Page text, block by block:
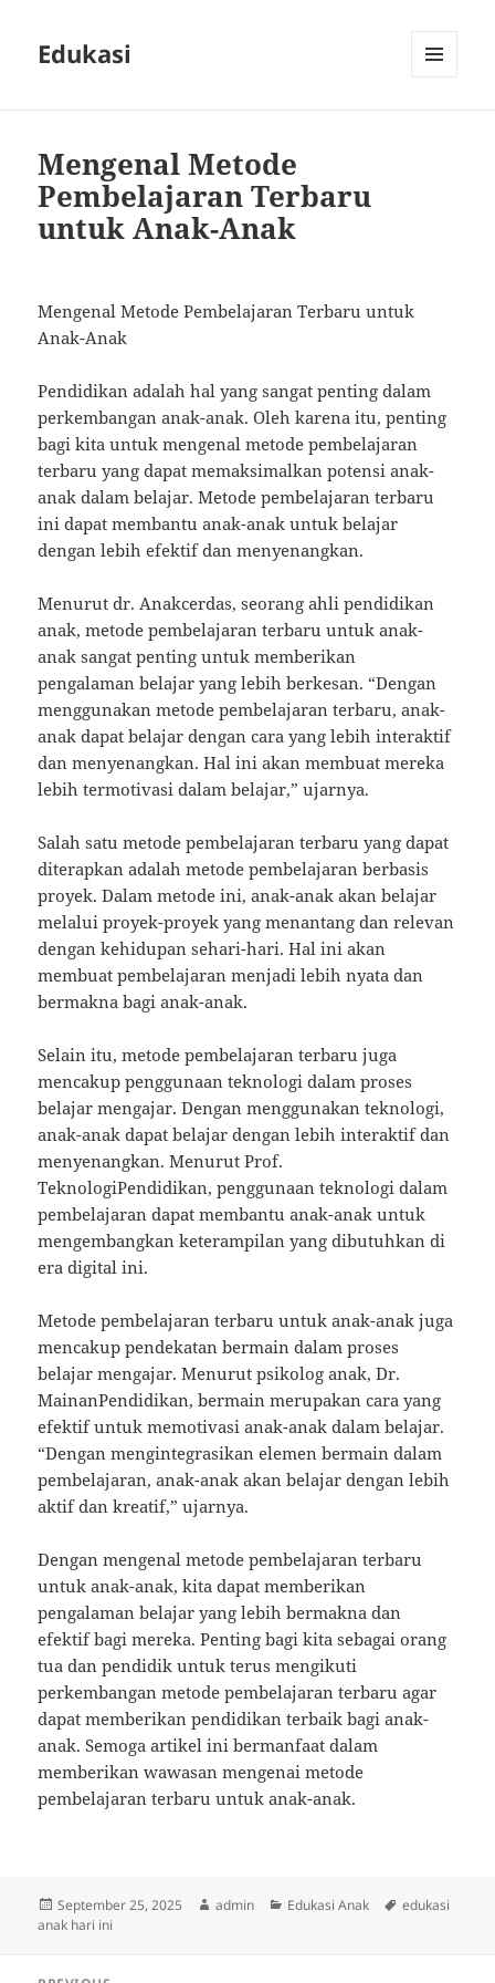
Edukasi
Mengenal Metode
Pembelajaran Terbaru
untuk Anak-Anak
Mengenal Metode Pembelajaran Terbaru untuk
Anak-Anak
Pendidikan adalah hal yang sangat penting dalam
perkembangan anak-anak. Oleh karena itu, penting
bagi kita untuk mengenal metode pembelajaran
terbaru yang dapat memaksimalkan potensi anak-
anak dalam belajar. Metode pembelajaran terbaru
ini dapat membantu anak-anak untuk belajar
dengan lebih efektif dan menyenangkan.
Menurut dr. Anakcerdas, seorang ahli pendidikan
anak, metode pembelajaran terbaru untuk anak-
anak sangat penting untuk memberikan
pengalaman belajar yang lebih berkesan. “Dengan
menggunakan metode pembelajaran terbaru, anak-
anak dapat belajar dengan cara yang lebih interaktif
dan menyenangkan. Hal ini akan membuat mereka
lebih termotivasi dalam belajar,” ujarnya.
Salah satu metode pembelajaran terbaru yang dapat
diterapkan adalah metode pembelajaran berbasis
proyek. Dalam metode ini, anak-anak akan belajar
melalui proyek-proyek yang menantang dan relevan
dengan kehidupan sehari-hari. Hal ini akan
membuat pembelajaran menjadi lebih nyata dan
bermakna bagi anak-anak.
Selain itu, metode pembelajaran terbaru juga
mencakup penggunaan teknologi dalam proses
belajar mengajar. Dengan menggunakan teknologi,
anak-anak dapat belajar dengan lebih interaktif dan
menyenangkan. Menurut Prof.
TeknologiPendidikan, penggunaan teknologi dalam
pembelajaran dapat membantu anak-anak untuk
mengembangkan keterampilan yang dibutuhkan di
era digital ini.
Metode pembelajaran terbaru untuk anak-anak juga
mencakup pendekatan bermain dalam proses
belajar mengajar. Menurut psikolog anak, Dr.
MainanPendidikan, bermain merupakan cara yang
efektif untuk memotivasi anak-anak dalam belajar.
“Dengan mengintegrasikan elemen bermain dalam
pembelajaran, anak-anak akan belajar dengan lebih
aktif dan kreatif,” ujarnya.
Dengan mengenal metode pembelajaran terbaru
untuk anak-anak, kita dapat memberikan
pengalaman belajar yang lebih bermakna dan
efektif bagi mereka. Penting bagi kita sebagai orang
tua dan pendidik untuk terus mengikuti
perkembangan metode pembelajaran terbaru agar
dapat memberikan pendidikan terbaik bagi anak-
anak. Semoga artikel ini bermanfaat dalam
memberikan wawasan mengenai metode
pembelajaran terbaru untuk anak-anak.
Posted
on
September 25, 2025 Author
admin Categories
Edukasi Anak Tags
edukasi
anak hari ini